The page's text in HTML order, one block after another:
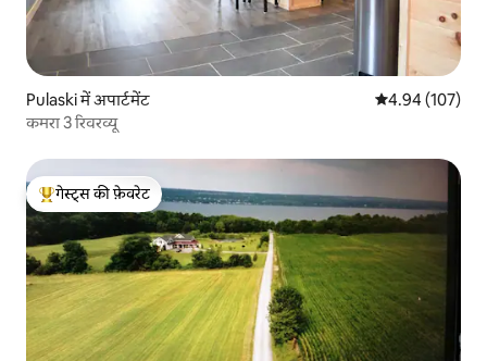
Pulaski में अपार्टमेंट औसत रेटिंग 5 में से
4.94 (107)
कमरा 3 रिवरव्यू
गेस्ट्स का टॉप फ़ेवरेट
गेस्ट्स की फ़ेवरेट